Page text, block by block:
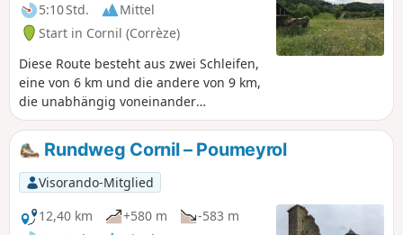
5:10 Std.
Mittel
Start in Cornil (Corrèze)
Diese Route besteht aus zwei Schleifen,
eine von 6 km und die andere von 9 km,
die unabhängig voneinander
zurückgelegt werden können. Sie sind
vom Rathaus von Cornil aus gelb
markiert. Die erste führt am Ufer der
Corrèze und am Arboretum vorbei, die
zweite bietet einen langen
Waldabschnitt. Die gesamte Strecke ist
Rundweg Cornil – Poumeyrol
Visorando-Mitglied
12,40 km
+580 m
-583 m